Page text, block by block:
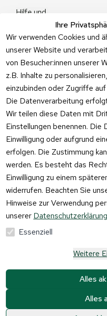
Ihre
Wir verwenden Cookies und
unserer Website und
von Besucher:innen unserer
z.B. Inhalte zu
einzubinden oder Zugriffe
Die Datenverarbeitung
Wir teilen diese Daten mit
Einstellungen benennen. Die
Einwilligung oder aufgrund
erfolgen. Die Zustimmung
werden. Es besteht das
Einwilligung zu einem
widerrufen. Beachten Sie
Hinweise zur Verwendung
unserer Datenschutzerklärung
Essenziell
Weitere
Alles
Alles
Hilfe und
Fragen
Vertrag
widerrufen
Mehrwertsteuer und
Krause & Sohn GmbH